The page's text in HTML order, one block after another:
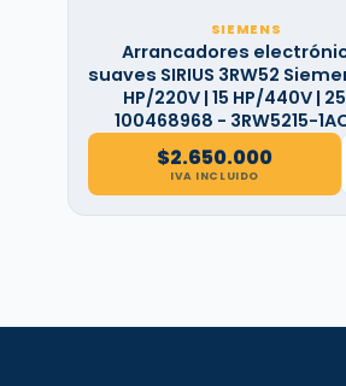
SIEMENS
Arrancadores
suaves SIRIUS 3RW52
HP/220V | 15 HP/440V |
100468968 - 3RW5215-
$2.650.000
IVA INCLUIDO